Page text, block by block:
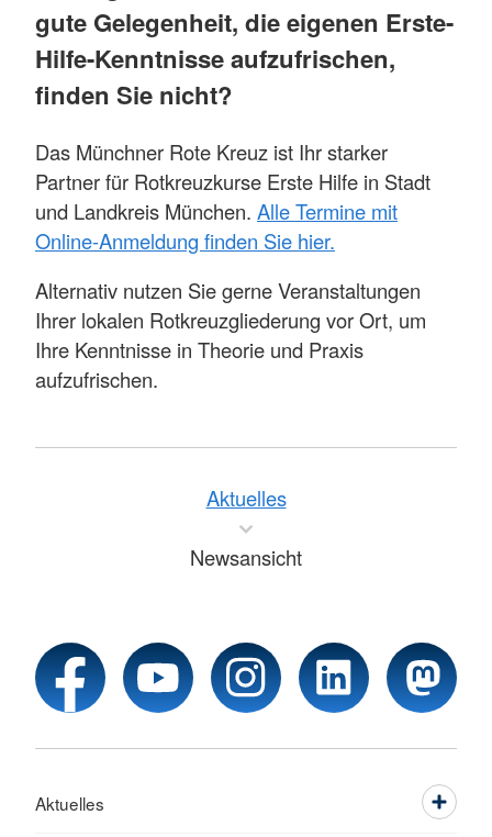
gute Gelegenheit, die eigenen Erste-
Hilfe-Kenntnisse aufzufrischen,
finden Sie nicht?
Das Münchner Rote Kreuz ist Ihr starker
Partner für Rotkreuzkurse Erste Hilfe in Stadt
und Landkreis München. Alle Termine mit
Online-Anmeldung finden Sie hier.
Alternativ nutzen Sie gerne Veranstaltungen
Ihrer lokalen Rotkreuzgliederung vor Ort, um
Ihre Kenntnisse in Theorie und Praxis
aufzufrischen.
Aktuelles
Newsansicht
Aktuelles